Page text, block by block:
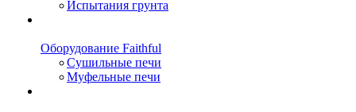
Испытания грунта
Оборудование Faithful
Сушильные печи
Муфельные печи